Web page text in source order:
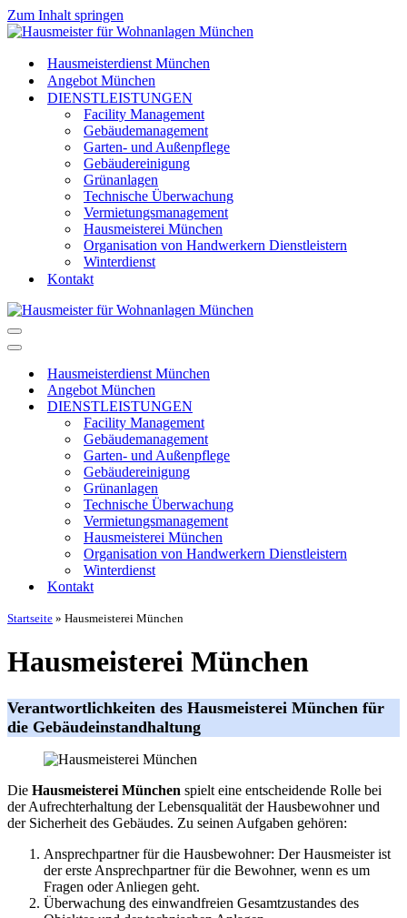
Zum Inhalt springen
Hausmeisterdienst München
Angebot München
DIENSTLEISTUNGEN
Facility Management
Gebäudemanagement
Garten- und Außenpflege
Gebäudereinigung
Grünanlagen
Technische Überwachung
Vermietungsmanagement
Hausmeisterei München
Organisation von Handwerkern Dienstleistern
Winterdienst
Kontakt
Navigationsmenü
Navigationsmenü
Hausmeisterdienst München
Angebot München
DIENSTLEISTUNGEN
Facility Management
Gebäudemanagement
Garten- und Außenpflege
Gebäudereinigung
Grünanlagen
Technische Überwachung
Vermietungsmanagement
Hausmeisterei München
Organisation von Handwerkern Dienstleistern
Winterdienst
Kontakt
Startseite » Hausmeisterei München
Hausmeisterei München
Verantwortlichkeiten des Hausmeisterei München für
die Gebäudeinstandhaltung
Die Hausmeisterei München spielt eine entscheidende Rolle bei
der Aufrechterhaltung der Lebensqualität der Hausbewohner und
der Sicherheit des Gebäudes. Zu seinen Aufgaben gehören:
Ansprechpartner für die Hausbewohner: Der Hausmeister ist
der erste Ansprechpartner für die Bewohner, wenn es um
Fragen oder Anliegen geht.
Überwachung des einwandfreien Gesamtzustandes des